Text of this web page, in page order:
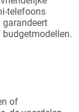
telefoons
garandeert
of